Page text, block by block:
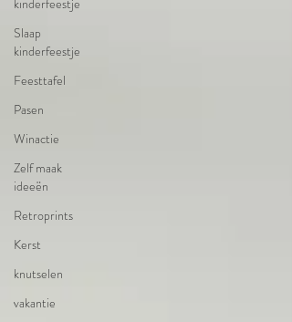
kinderfeestje
Slaap
kinderfeestje
Feesttafel
Pasen
Winactie
Zelf maak
ideeën
Retroprints
Kerst
knutselen
vakantie